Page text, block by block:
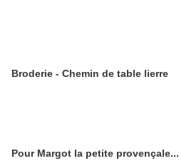
Broderie - Chemin de table lierre
Pour Margot la petite provençale...